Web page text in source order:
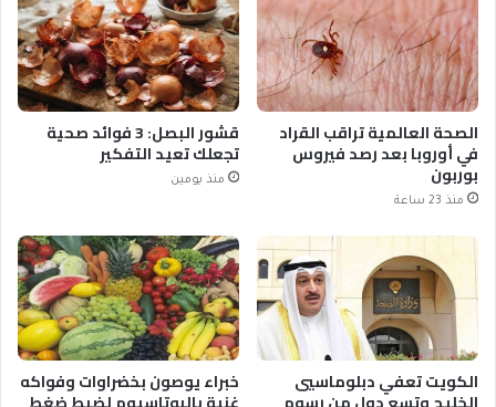
الصحة العالمية تراقب القراد
في أوروبا بعد رصد فيروس
بوربون
منذ 23 ساعة
قشور البصل: 3 فوائد صحية
تجعلك تعيد التفكير
منذ يومين
الكويت تعفي دبلوماسيي خبراء يوصون بخضراوات وفواكه